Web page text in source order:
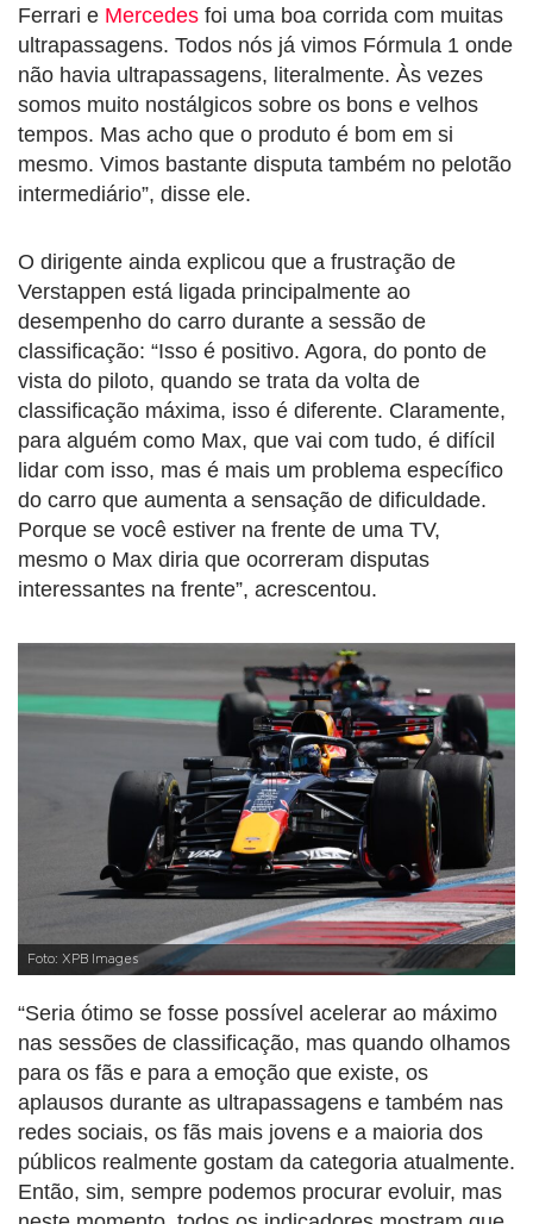
Ferrari e Mercedes foi uma boa corrida com muitas
ultrapassagens. Todos nós já vimos Fórmula 1 onde
não havia ultrapassagens, literalmente. Às vezes
somos muito nostálgicos sobre os bons e velhos
tempos. Mas acho que o produto é bom em si
mesmo. Vimos bastante disputa também no pelotão
intermediário”, disse ele.
O dirigente ainda explicou que a frustração de
Verstappen está ligada principalmente ao
desempenho do carro durante a sessão de
classificação: “Isso é positivo. Agora, do ponto de
vista do piloto, quando se trata da volta de
classificação máxima, isso é diferente. Claramente,
para alguém como Max, que vai com tudo, é difícil
lidar com isso, mas é mais um problema específico
do carro que aumenta a sensação de dificuldade.
Porque se você estiver na frente de uma TV,
mesmo o Max diria que ocorreram disputas
interessantes na frente”, acrescentou.
Foto: XPB Images
“Seria ótimo se fosse possível acelerar ao máximo
nas sessões de classificação, mas quando olhamos
para os fãs e para a emoção que existe, os
aplausos durante as ultrapassagens e também nas
redes sociais, os fãs mais jovens e a maioria dos
públicos realmente gostam da categoria atualmente.
Então, sim, sempre podemos procurar evoluir, mas